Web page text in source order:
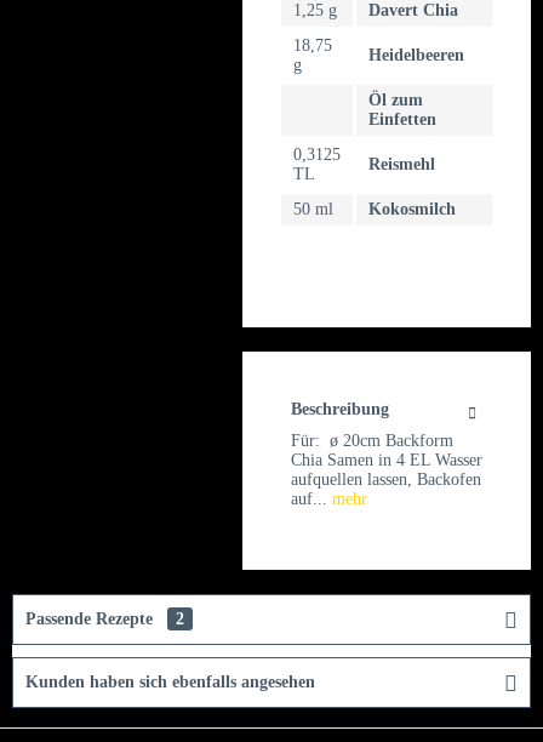
1,25 g
Davert Chia
18,75
g
Heidelbeeren
Öl zum
Einfetten
0,3125
TL
Reismehl
50 ml Kokosmilch
Beschreibung
Für: ø 20cm Backform
Chia Samen in 4 EL Wasser
aufquellen lassen, Backofen
auf... mehr
Passende Rezepte 2
Kunden haben sich ebenfalls angesehen